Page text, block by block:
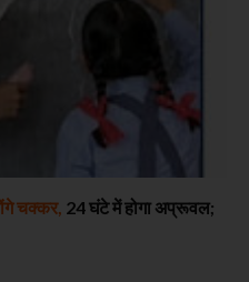
चक्कर, 24 घंटे में होगा अप्रूवल;